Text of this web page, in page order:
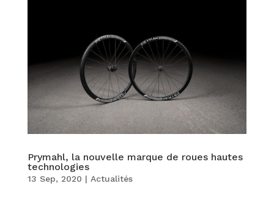
Prymahl, la nouvelle marque de roues hautes
technologies
13 Sep, 2020 | Actualités